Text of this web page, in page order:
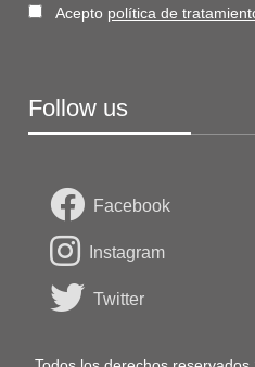
Acepto política de
Follow us
Facebook
Instagram
Twitter